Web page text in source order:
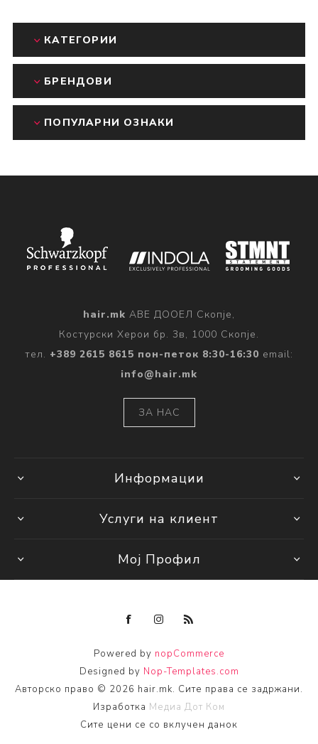
КАТЕГОРИИ
БРЕНДОВИ
ПОПУЛАРНИ ОЗНАКИ
hair.mk АВЕ ДООЕЛ Скопје,
Костурски Херои бр. 3в, 1000 Скопје.
тел. +389 2615 8615 пон-петок 8:30-16:30 email:
info@hair.mk
ЗА НАС
Информации
Услуги на клиент
Мој Профил
Powered by nopCommerce
Designed by Nop-Templates.com
Авторско право © 2026 hair.mk. Сите права се задржани.
Изработка Медиа Дот Ком
Сите цени се со вклучен данок